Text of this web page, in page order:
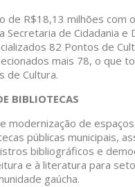
de R$18,13 milhões com
Secretaria de Cidadania e
82 Pontos de
mais 78, o que
de Cultura.
BIBLIOTECAS
modernização de
públicas municipais,
bibliográficos e
e à literatura para
gaúcha.